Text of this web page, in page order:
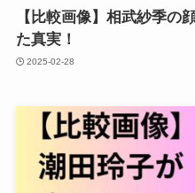
【比較画像】相武紗季の
た真実！
2025-02-28